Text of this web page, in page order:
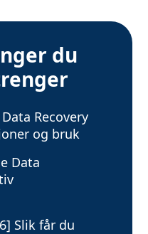
du
Recovery
og bruk
Data
Slik får du